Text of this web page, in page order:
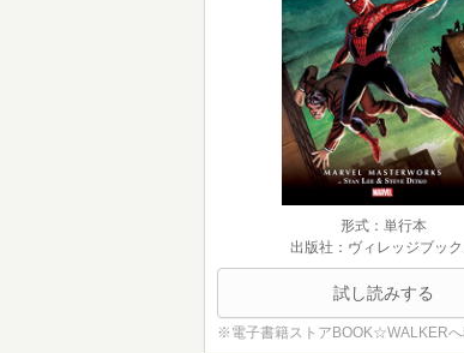
形式：単行本
出版社：ヴィレッジブッ
試し読みする
※電子書籍ストアBOOK☆WALKERへ